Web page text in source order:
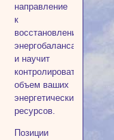
направление
к
восстановлению
энергобаланса
и научит
контролировать
объем ваших
энергетических
ресурсов.
Позиции